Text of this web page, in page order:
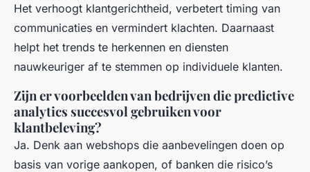
Het verhoogt klantgerichtheid, verbetert timing van
communicaties en vermindert klachten. Daarnaast
helpt het trends te herkennen en diensten
nauwkeuriger af te stemmen op individuele klanten.
Zijn er voorbeelden van bedrijven die predictive
analytics succesvol gebruiken voor
klantbeleving?
Ja. Denk aan webshops die aanbevelingen doen op
basis van vorige aankopen, of banken die risico’s